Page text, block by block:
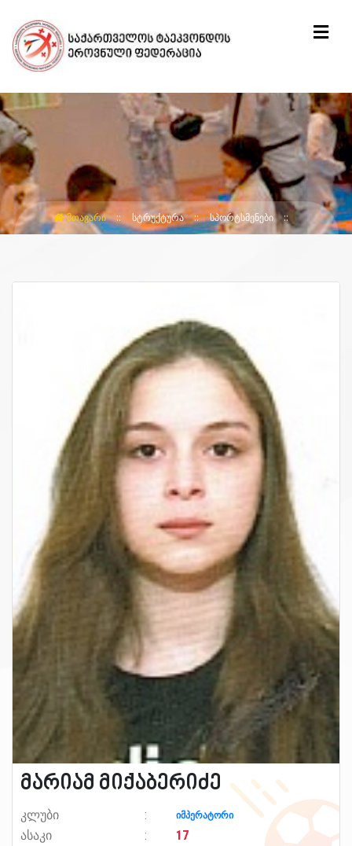
ᲛᲗᲐᲕᲐᲠᲘ ᲡᲢᲠᲣᲥᲢᲣᲠᲐ ᲡᲞᲝᲠᲢᲡᲛᲔᲜᲔᲑᲘ
მარიამ მიქაბერიძე
კლუბი იმპერატორი
ასაკი
17